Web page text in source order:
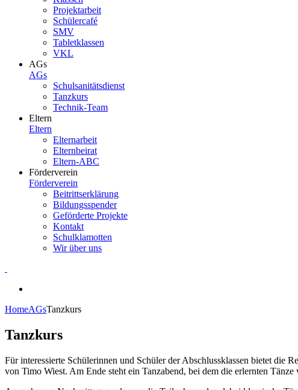
Projektarbeit
Schülercafé
SMV
Tabletklassen
VKL
AGs
AGs
Schulsanitätsdienst
Tanzkurs
Technik-Team
Eltern
Eltern
Elternarbeit
Elternbeirat
Eltern-ABC
Förderverein
Förderverein
Beitrittserklärung
Bildungsspender
Geförderte Projekte
Kontakt
Schulklamotten
Wir über uns
HomeAGsTanzkurs
Tanzkurs
Für interessierte Schülerinnen und Schüler der Abschlussklassen bietet die
von Timo Wiest. Am Ende steht ein Tanzabend, bei dem die erlernten